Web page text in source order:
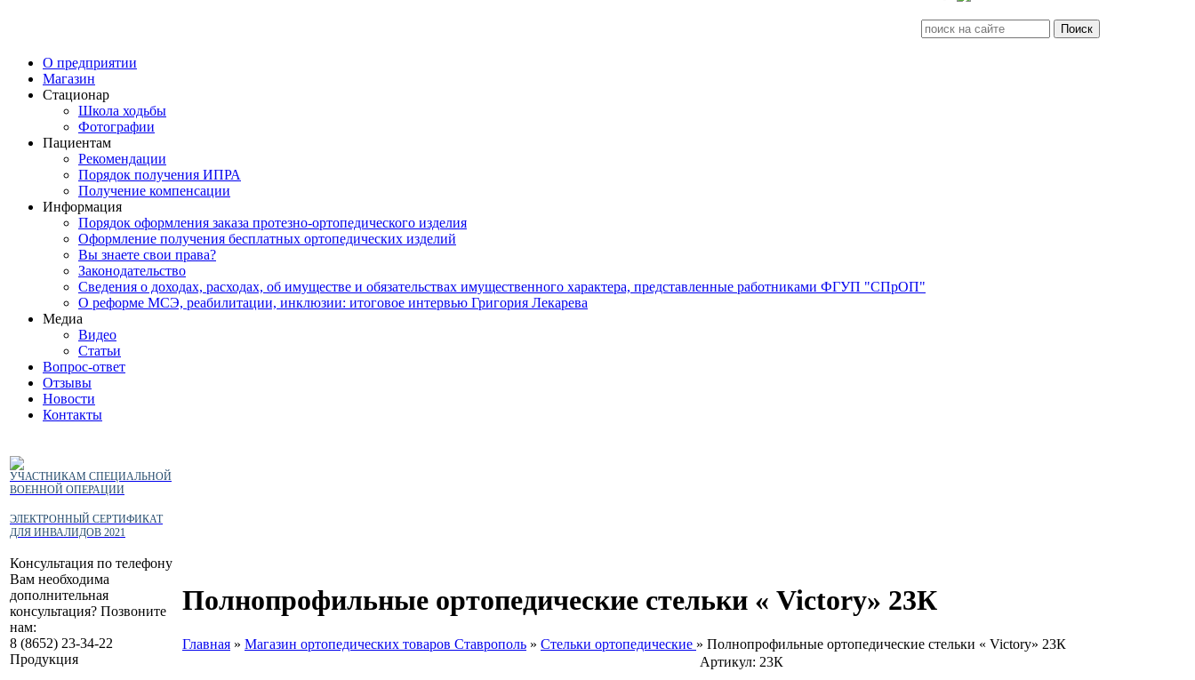
О предприятии
Магазин
Стационар
Школа ходьбы
Фотографии
Пациентам
Рекомендации
Порядок получения ИПРА
Получение компенсации
Информация
Порядок оформления заказа протезно-ортопедического изделия
Оформление получения бесплатных ортопедических изделий
Вы знаете свои права?
Законодательство
Сведения о доходах, расходах, об имуществе и обязательствах имущественного характера, представленные работниками ФГУП "СПрОП"
О реформе МСЭ, реабилитации, инклюзии: итоговое интервью Григория Лекарева
Медиа
Видео
Статьи
Вопрос-ответ
Отзывы
Новости
Контакты
УЧАСТНИКАМ СПЕЦИАЛЬНОЙ
ВОЕННОЙ ОПЕРАЦИИ
ЭЛЕКТРОННЫЙ СЕРТИФИКАТ
ДЛЯ ИНВАЛИДОВ 2021
Консультация по телефону
Вам необходима
дополнительная
консультация? Позвоните
нам:
8 (8652) 23-34-22
Продукция
Полнопрофильные ортопедические стельки « Victory» 23К
Главная » Магазин ортопедических товаров Ставрополь » Стельки ортопедические » Полнопрофильные ортопедические стельки « Victory» 23К
Артикул: 23К